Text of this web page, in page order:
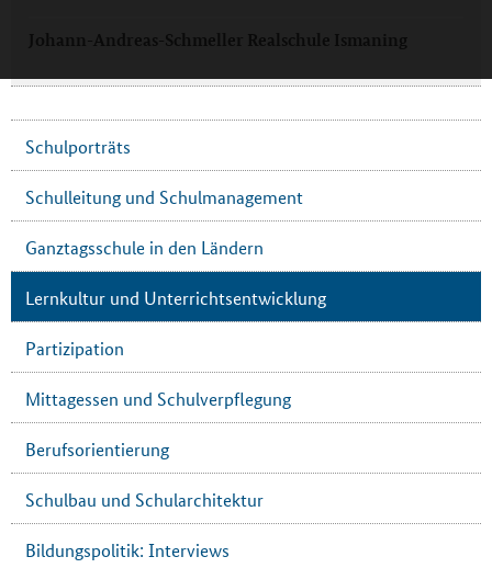
Johann-Andreas-Schmeller Realschule Ismaning
Schulporträts
Schulleitung und Schulmanagement
Ganztagsschule in den Ländern
Lernkultur und Unterrichtsentwicklung
Partizipation
Mittagessen und Schulverpflegung
Berufsorientierung
Schulbau und Schularchitektur
Bildungspolitik: Interviews